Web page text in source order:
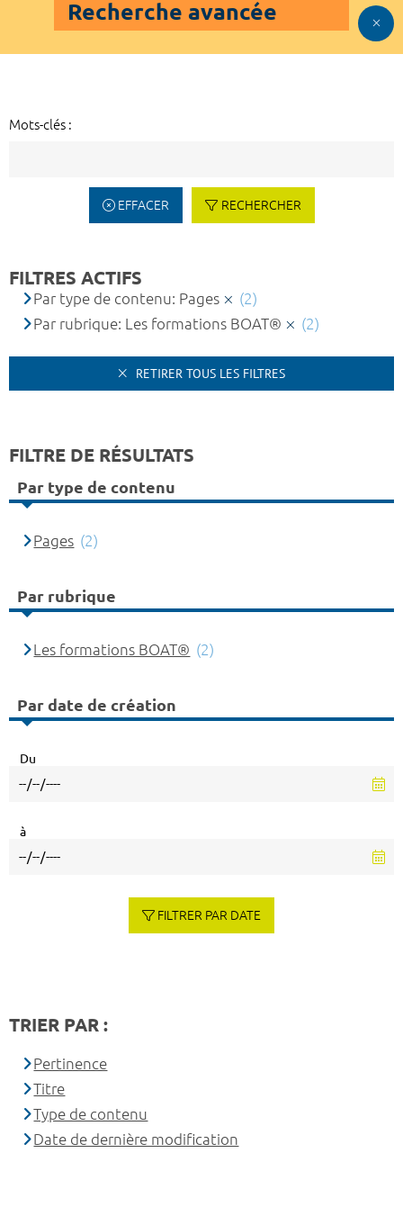
Recherche avancée
Mots-clés :
EFFACER RECHERCHER
FILTRES ACTIFS
Par type de contenu: Pages
(2)
Par rubrique: Les formations BOAT®
(2)
RETIRER TOUS LES FILTRES
FILTRE DE RÉSULTATS
Par type de contenu
Pages (2)
Par rubrique
Les formations BOAT® (2)
Par date de création
Du
à
FILTRER PAR DATE
TRIER PAR :
Pertinence
Titre
Type de contenu
Date de dernière modification